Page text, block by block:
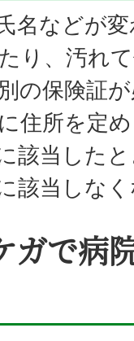
名などが
り、汚れ
の保険証
住所を定
該当した
該当しな
ガで病